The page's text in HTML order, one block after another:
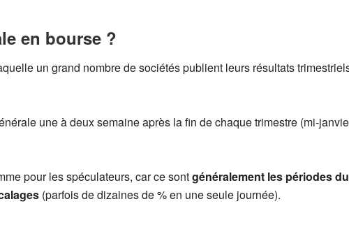
en bourse ?
un grand nombre de sociétés publient leurs résultats
une à deux semaine après la fin de chaque trimestre (mi-
pour les spéculateurs, car ce sontgénéralement les périodes
(parfois de dizaines de % en une seule journée).